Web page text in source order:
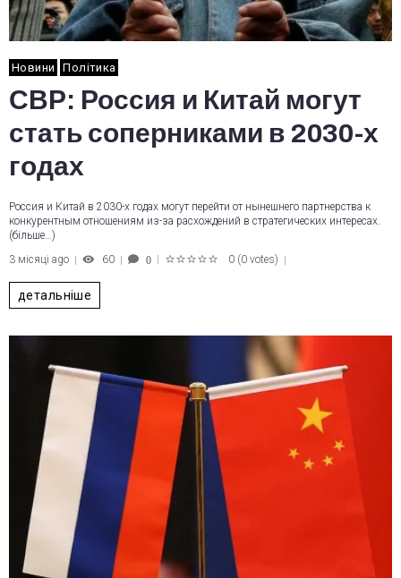
Новини Політика
СВР: Россия и Китай могут
стать соперниками в 2030-х
годах
Россия и Китай в 2030-х годах могут перейти от нынешнего партнерства к
конкурентным отношениям из-за расхождений в стратегических интересах.
(більше…)
3 місяці ago
60 0 0 (0 votes)
детальніше